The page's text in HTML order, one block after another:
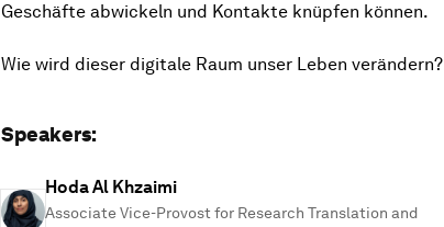
Geschäfte abwickeln und Kontakte knüpfen können.
Wie wird dieser digitale Raum unser Leben verändern?
Speakers:
Hoda Al Khzaimi
Associate Vice-Provost for Research Translation and